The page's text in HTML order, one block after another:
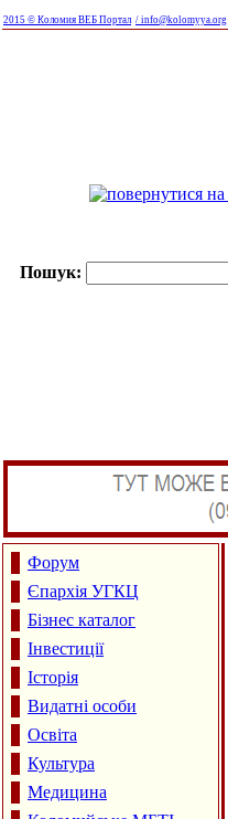
2015 © Коломия ВЕБ Портал / info@kolomyya.org
Пошук:
Форум
Єпархія УГКЦ
Бізнес каталог
Інвестиції
Історія
Видатні особи
Освіта
Культура
Медицина